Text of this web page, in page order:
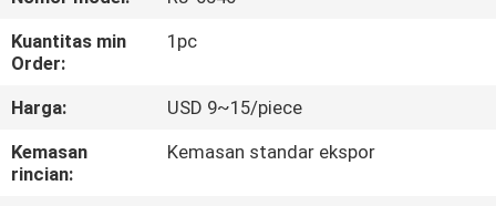
KAMI
PABRIK
Kuantitas min
Order:
1pc
Harga:
USD 9~15/piece
Kemasan
rincian:
Kemasan standar ekspor